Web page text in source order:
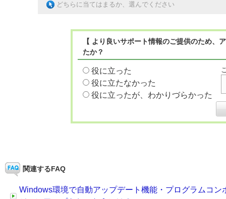
どちらに当てはまるか、選んでください
【 より良いサポート情報のご提供のため
たか？
役に立った
役に立たなかった
役に立ったが、わかりづらかった
関連するFAQ
Windows環境で自動アップデート機能・プログラムコ